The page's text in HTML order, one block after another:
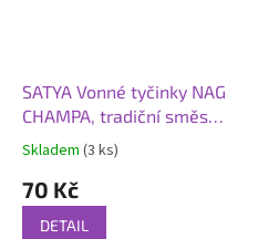
SATYA Vonné tyčinky NAG
CHAMPA, tradiční směs
vůní, 10 ks, 15 g, více
Skladem (3 ks)
70 Kč
DETAIL